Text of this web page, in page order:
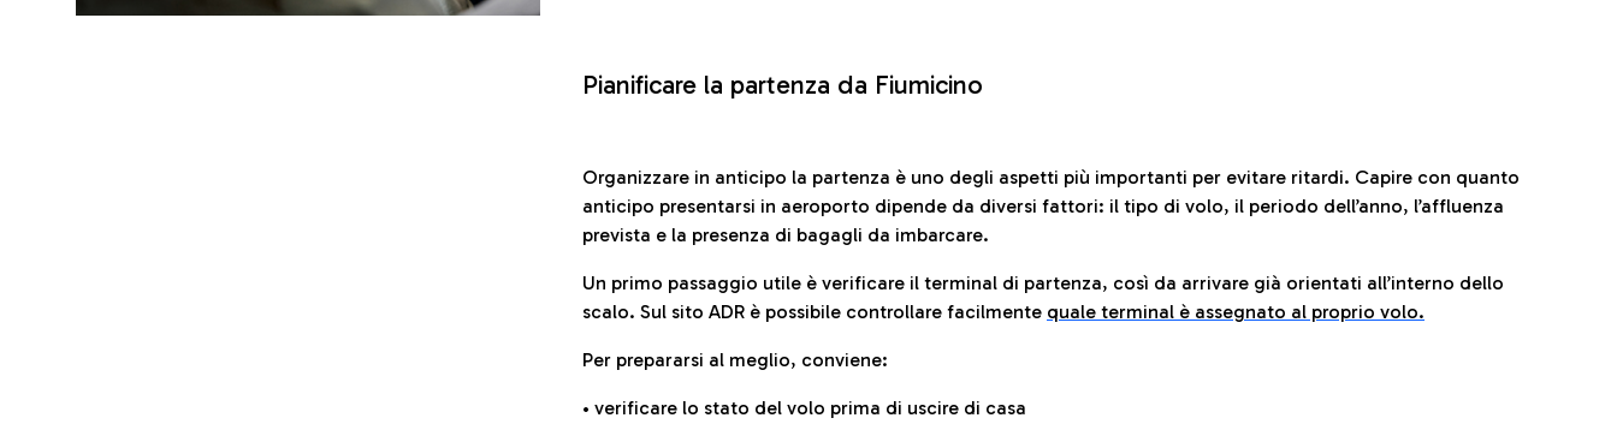
Pianificare la partenza da Fiumicino
Organizzare in anticipo la partenza è uno degli aspetti più importanti per evitare ritardi. Capire con quanto
anticipo presentarsi in aeroporto dipende da diversi fattori: il tipo di volo, il periodo dell’anno, l’affluenza
prevista e la presenza di bagagli da imbarcare.
Un primo passaggio utile è verificare il terminal di partenza, così da arrivare già orientati all’interno dello
scalo. Sul sito ADR è possibile controllare facilmente quale terminal è assegnato al proprio volo.
Per prepararsi al meglio, conviene:
• verificare lo stato del volo prima di uscire di casa